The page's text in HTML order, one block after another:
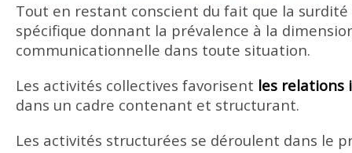
Tout en restant conscient du fait que la
spécifique donnant la prévalence à la
communicationnelle dans toute situation.
Les activités collectives favorisent les relations
dans un cadre contenant et structurant.
Les activités structurées se déroulent dans le